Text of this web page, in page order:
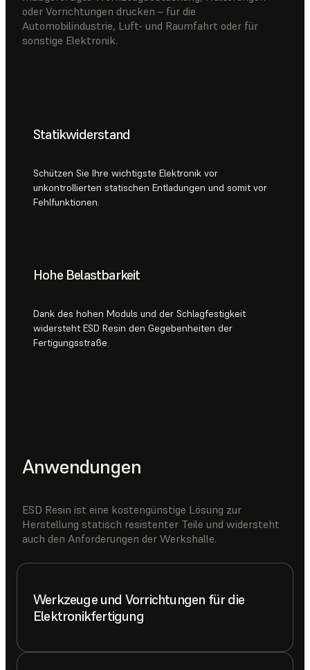
oder Vorrichtungen drucken – für die
Automobilindustrie, Luft- und Raumfahrt oder für
sonstige Elektronik.
Statikwiderstand
Schützen Sie Ihre wichtigste Elektronik vor
unkontrollierten statischen Entladungen und somit vor
Fehlfunktionen.
Hohe Belastbarkeit
Dank des hohen Moduls und der Schlagfestigkeit
widersteht ESD Resin den Gegebenheiten der
Fertigungsstraße.
Anwendungen
ESD Resin ist eine kostengünstige Lösung zur
Herstellung statisch resistenter Teile und widersteht
auch den Anforderungen der Werkshalle.
Werkzeuge und Vorrichtungen für die
Elektronikfertigung